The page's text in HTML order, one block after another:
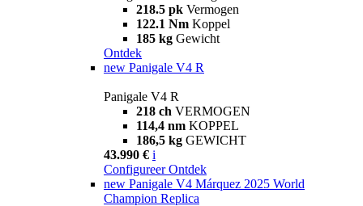
218.5 pk Vermogen
122.1 Nm Koppel
185 kg Gewicht
Ontdek
new Panigale V4 R
Panigale V4 R
218 ch VERMOGEN
114,4 nm KOPPEL
186,5 kg GEWICHT
43.990 € i
Configureer Ontdek
new Panigale V4 Márquez 2025 World
Champion Replica